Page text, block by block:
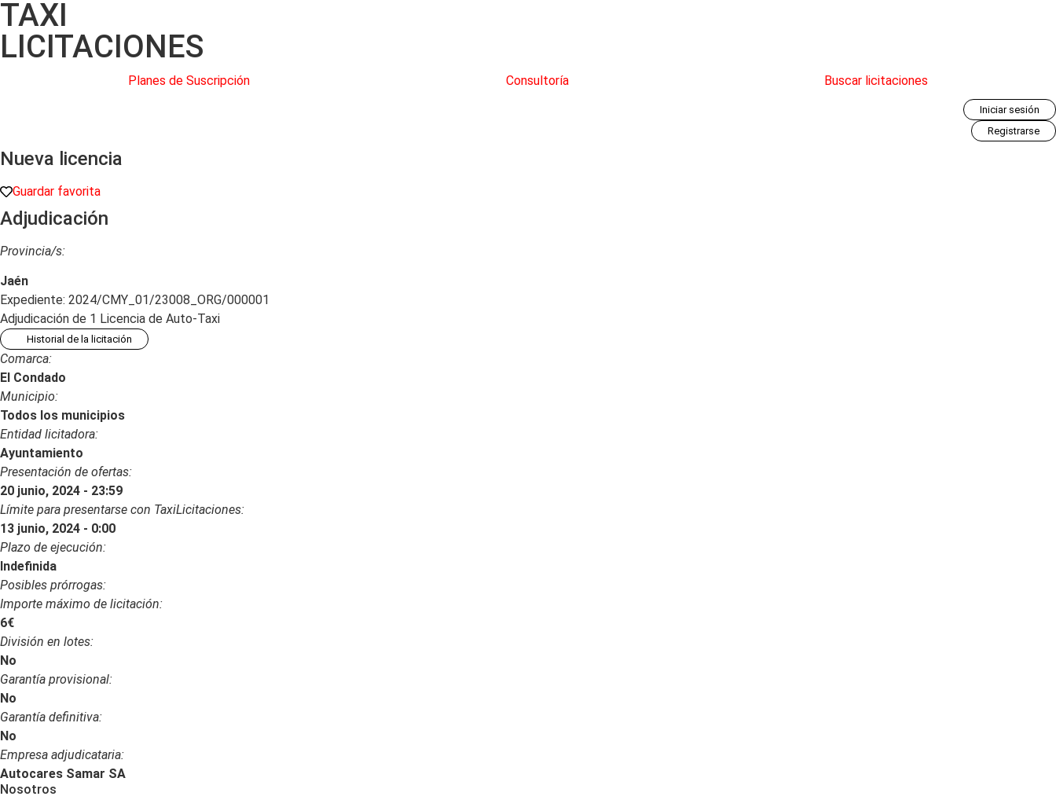
TAXI
LICITACIONES
Planes de Suscripción Consultoría Buscar licitaciones
Iniciar sesión
Registrarse
Nueva licencia
Guardar favorita
Adjudicación
Provincia/s:
Jaén
Expediente: 2024/CMY_01/23008_ORG/000001
Adjudicación de 1 Licencia de Auto-Taxi
Historial de la licitación
Comarca:
El Condado
Municipio:
Todos los municipios
Entidad licitadora:
Ayuntamiento
Presentación de ofertas:
20 junio, 2024 - 23:59
Límite para presentarse con TaxiLicitaciones:
13 junio, 2024 - 0:00
Plazo de ejecución:
Indefinida
Posibles prórrogas:
Importe máximo de licitación:
6€
División en lotes:
No
Garantía provisional:
No
Garantía definitiva:
No
Empresa adjudicataria:
Autocares Samar SA
Nosotros